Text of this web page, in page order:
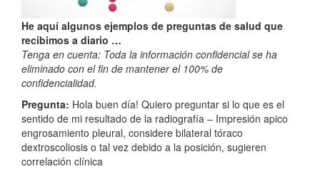
He aquí algunos ejemplos de preguntas de salud que
recibimos a diario …
Tenga en cuenta: Toda la información confidencial se ha
eliminado con el fin de mantener el 100% de
confidencialidad.
Pregunta: Hola buen día! Quiero preguntar si lo que es el
sentido de mi resultado de la radiografía – Impresión apico
engrosamiento pleural, considere bilateral tóraco
dextroscoliosis o tal vez debido a la posición, sugieren
correlación clínica